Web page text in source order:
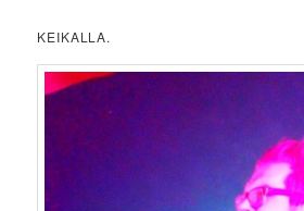
KEIKALLA.